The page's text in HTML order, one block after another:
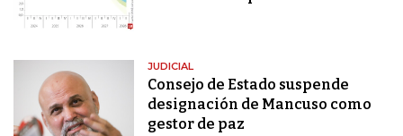
JUDICIAL
Consejo de Estado suspende
designación de Mancuso como
gestor de paz